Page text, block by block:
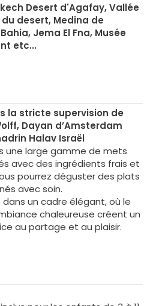
de l'eau
le complexe propose
situés avec accès direct
les villas disposent de
qui les rend idéales pour les
la possibilité d'une piscine
encore plus exclusif.
d'une superficie allant de
assurent un confort et un
au long de votre séjour.
Desert d'Agafay, Vallée
desert, Medina de
Jema El Fna, Musée
etc...
la stricte supervision de
Dayan d’Amsterdam
Halav Israël
une large gamme de mets
avec des ingrédients frais et
pourrez déguster des plats
avec soin.
dans un cadre élégant, où le
chaleureuse créent un
au partage et au plaisir.